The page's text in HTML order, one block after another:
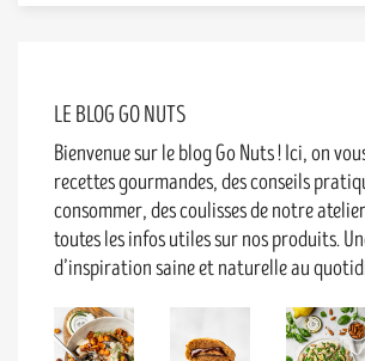
LE BLOG GO NUTS
Bienvenue sur le blog Go Nuts ! Ici, on
recettes gourmandes, des conseils
consommer, des coulisses de notre
toutes les infos utiles sur nos produits.
d’inspiration saine et naturelle au